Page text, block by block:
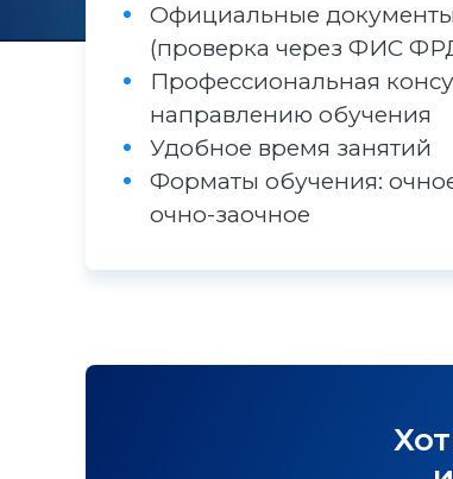
Официальные
(проверка через ФИС
Профессиональная
направлению обучения
Удобное время занятий
Форматы обучения:
очно-заочное